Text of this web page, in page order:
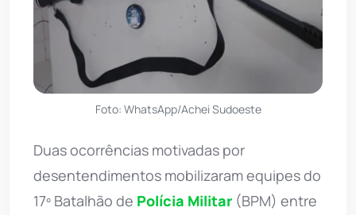
Foto: WhatsApp/Achei Sudoeste
Duas ocorrências motivadas por
desentendimentos mobilizaram equipes do
17º Batalhão de Polícia Militar (BPM) entre